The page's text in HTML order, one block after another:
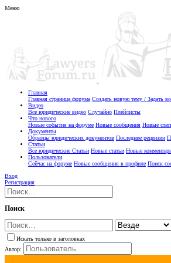
Меню
Главная
Главная страница форума Создать новую тему / Задать
Видео
Все юридические видео Случайно Плейлисты
Что нового
Новые события на форуме Новые сообщения Новые
Документы
Образцы юридических документов Последние рецензии
Статьи
Все юридические Статьи Новые статьи Новые
Пользователи
Сейчас на форуме Новые сообщения в профиле Поиск
Вход
Регистрация
Поиск
Искать только в заголовках
Автор: